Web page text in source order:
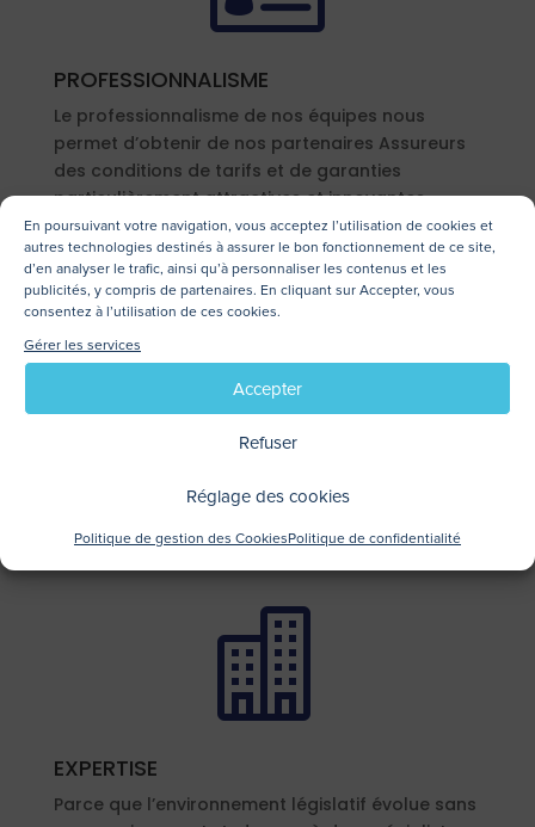
En poursuivant votre navigation, vous acceptez l’utilisation de cookies et
autres technologies destinés à assurer le bon fonctionnement de ce site,
d’en analyser le trafic, ainsi qu’à personnaliser les contenus et les
publicités, y compris de partenaires. En cliquant sur Accepter, vous
consentez à l’utilisation de ces cookies.
Gérer les services
Accepter
Refuser
Réglage des cookies
Politique de gestion des CookiesPolitique de confidentialité
PROFESSIONNALISME
Le professionnalisme de nos équipes nous
permet d’obtenir de nos partenaires Assureurs
des conditions de tarifs et de garanties
particulièrement attractives et innovantes.

PROACTIVITÉ
Grâce aux protocoles conclus avec des
gestion de nos propres contrats, pour une
meilleure efficacité et réactivité au service de

EXPERTISE
Parce que l’environnement législatif évolue sans